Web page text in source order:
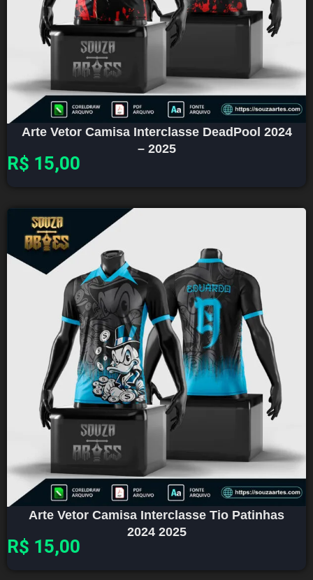
Arte Vetor Camisa Interclasse DeadPool 2024
– 2025
R$ 15,00
Arte Vetor Camisa Interclasse Tio Patinhas
2024 2025
R$ 15,00